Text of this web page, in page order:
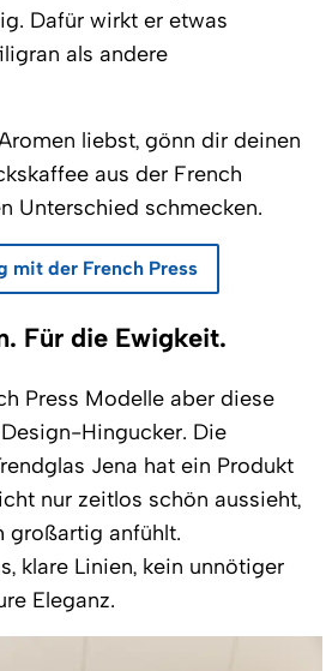
Dafür wirkt er etwas
als andere
liebst, gönn dir deinen
aus der French
Unterschied schmecken.
mit der French Press
Für die Ewigkeit.
Press Modelle aber diese
Hingucker. Die
Jena hat ein Produkt
nur zeitlos schön aussieht,
großartig anfühlt.
klare Linien, kein unnötiger
Eleganz.